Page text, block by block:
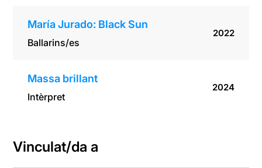
María Jurado: Black Sun
Ballarins/es
2022
Massa brillant
Intèrpret
2024
Vinculat/da a